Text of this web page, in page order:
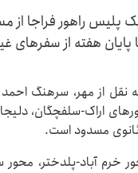
پایان هفته از سفرهای
نقل از مهر، سرهنگ
اراک-سلفچگان،
ثانوی مسدود است.
خرم آباد-پلدختر، محور